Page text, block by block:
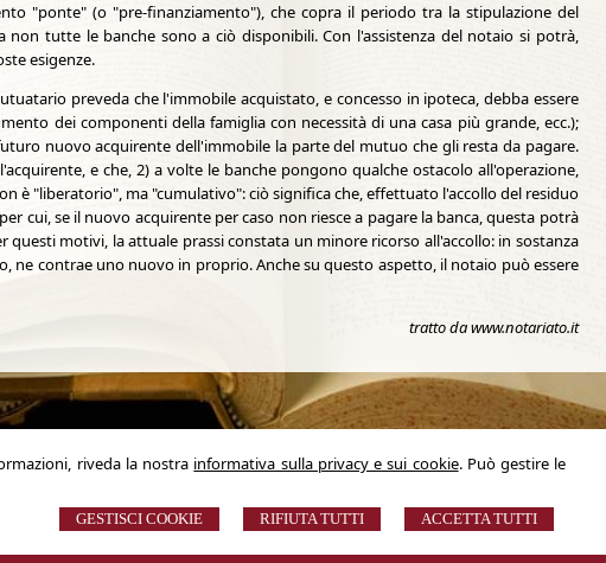
riveda la nostra informativa sulla privacy e sui cookie. Può gestire le
ACCETTA TUTTI
RIFIUTA TUTTI
GESTISCI COOKIE
"ponte" (o "pre-finanziamento"), che copra il periodo tra la stipulazione del
tutte le banche sono a ciò disponibili. Con l'assistenza del notaio si potrà,
esigenze.
preveda che l'immobile acquistato, e concesso in ipoteca, debba essere
dei componenti della famiglia con necessità di una casa più grande, ecc.);
nuovo acquirente dell'immobile la parte del mutuo che gli resta da pagare.
e che, 2) a volte le banche pongono qualche ostacolo all'operazione,
è "liberatorio", ma "cumulativo": ciò significa che, effettuato l'accollo del residuo
cui, se il nuovo acquirente per caso non riesce a pagare la banca, questa potrà
motivi, la attuale prassi constata un minore ricorso all'accollo: in sostanza
ne contrae uno nuovo in proprio. Anche su questo aspetto, il notaio può essere
tratto da www.notariato.it